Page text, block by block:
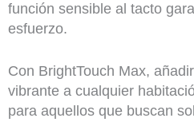
función sensible al tacto
esfuerzo.
Con BrightTouch Max,
vibrante a cualquier
para aquellos que buscan